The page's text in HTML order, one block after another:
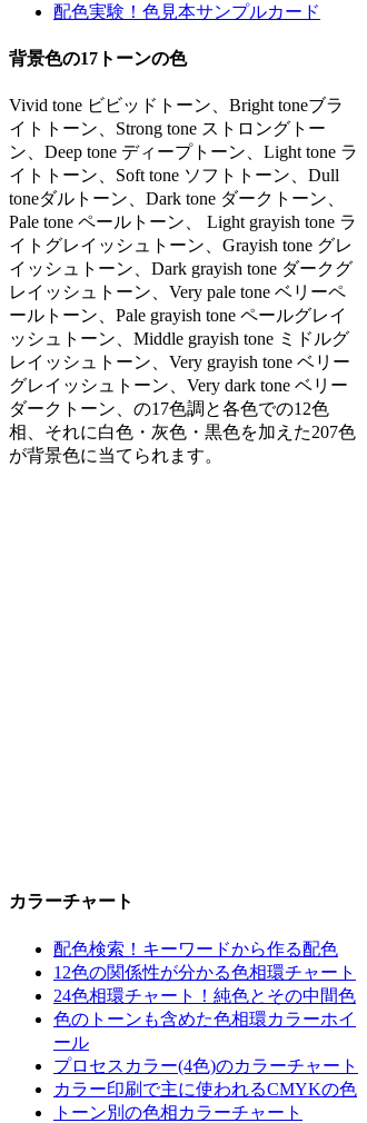
配色実験！色見本サンプルカード
背景色の17トーンの色
Vivid tone ビビッドトーン、Bright toneブラ
イトトーン、Strong tone ストロングトー
ン、Deep tone ディープトーン、Light tone ラ
イトトーン、Soft tone ソフトトーン、Dull
toneダルトーン、Dark tone ダークトーン、
Pale tone ペールトーン、 Light grayish tone ラ
イトグレイッシュトーン、Grayish tone グレ
イッシュトーン、Dark grayish tone ダークグ
レイッシュトーン、Very pale tone ベリーペ
ールトーン、Pale grayish tone ペールグレイ
ッシュトーン、Middle grayish tone ミドルグ
レイッシュトーン、Very grayish tone ベリー
グレイッシュトーン、Very dark tone ベリー
ダークトーン、の17色調と各色での12色
相、それに白色・灰色・黒色を加えた207色
が背景色に当てられます。
カラーチャート
配色検索！キーワードから作る配色
12色の関係性が分かる色相環チャート
24色相環チャート！純色とその中間色
色のトーンも含めた色相環カラーホイ
ール
プロセスカラー(4色)のカラーチャート
カラー印刷で主に使われるCMYKの色
トーン別の色相カラーチャート